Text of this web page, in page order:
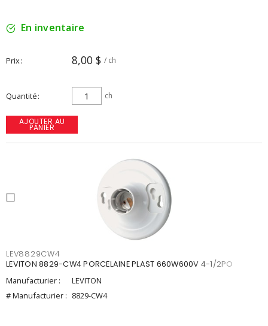
En inventaire
Prix 8,00 $ / ch
Quantité ch
AJOUTER AU
PANIER
LEV8829CW4
LEVITON 8829-CW4 PORCELAINE PLAST 660W600V 4-1/2PO
Manufacturier :
LEVITON
# Manufacturier : 8829-CW4